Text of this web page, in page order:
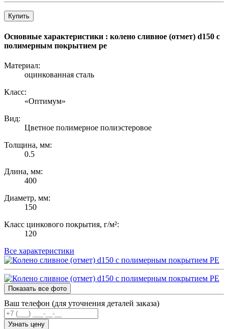
Купить
Основные характеристики : колено сливное (отмет) d150 с
полимерным покрытием pe
Материал:
оцинкованная сталь
Класс:
«Оптимум»
Вид:
Цветное полимерное полиэстеровое
Толщина, мм:
0.5
Длина, мм:
400
Диаметр, мм:
150
Класс цинкового покрытия, г/м²:
120
Все характеристики
Показать все фото
Ваш телефон (для уточнения деталей заказа)
Узнать цену